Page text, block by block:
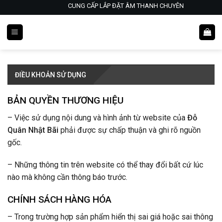
to
content
CUNG CẤP LẮP ĐẶT ÂM THANH CHUYÊN NGHIỆP-
ĐIỀU KHOẢN SỬ DỤNG
BẢN QUYỀN THƯƠNG HIỆU
– Việc sử dụng nội dung và hình ảnh từ website của Đỗ
Quân Nhật Bãi phải được sự chấp thuận và ghi rõ nguồn
gốc.
– Những thông tin trên website có thể thay đổi bất cứ lúc
nào mà không cần thông báo trước.
CHÍNH SÁCH HÀNG HÓA
– Trong trường hợp sản phẩm hiển thị sai giá hoặc sai thông